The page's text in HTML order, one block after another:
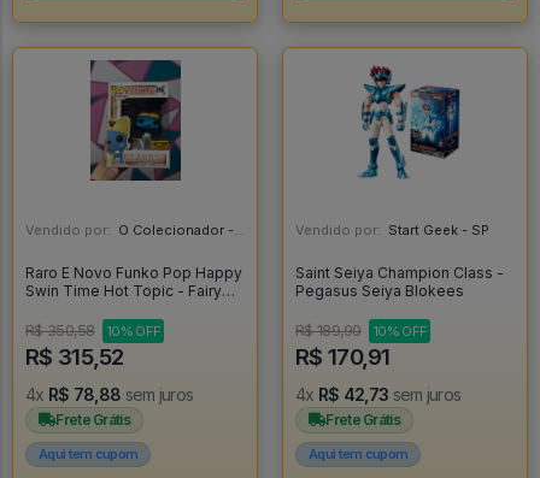
Vendido por: O Colecionador - SP
Raro E Novo Funko Pop Happy
Swin Time Hot Topic - Fairy
R$ 350,58
10% OFF
R$ 315,52
4x R$ 78,88 sem juros
Frete Grátis
Aqui tem cupom
Vendido por: Start Geek - SP
Saint Seiya Champion Class -
Pegasus Seiya Blokees
R$ 189,90 10% OFF
R$ 170,91
4x R$ 42,73 sem juros
Frete Grátis
Aqui tem cupom